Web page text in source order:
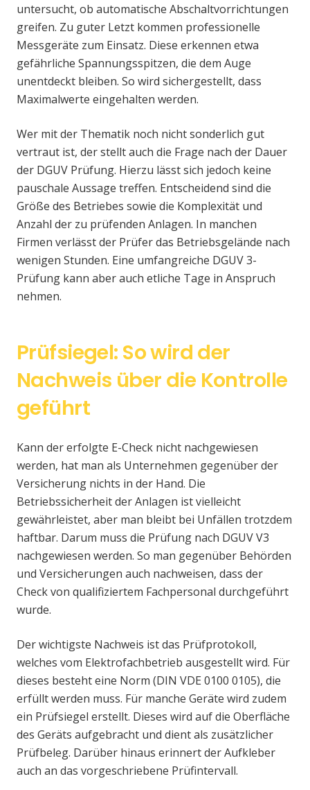
untersucht, ob automatische Abschaltvorrichtungen
greifen. Zu guter Letzt kommen professionelle
Messgeräte zum Einsatz. Diese erkennen etwa
gefährliche Spannungsspitzen, die dem Auge
unentdeckt bleiben. So wird sichergestellt, dass
Maximalwerte eingehalten werden.
Wer mit der Thematik noch nicht sonderlich gut
vertraut ist, der stellt auch die Frage nach der Dauer
der DGUV Prüfung. Hierzu lässt sich jedoch keine
pauschale Aussage treffen. Entscheidend sind die
Größe des Betriebes sowie die Komplexität und
Anzahl der zu prüfenden Anlagen. In manchen
Firmen verlässt der Prüfer das Betriebsgelände nach
wenigen Stunden. Eine umfangreiche DGUV 3-
Prüfung kann aber auch etliche Tage in Anspruch
nehmen.
Prüfsiegel: So wird der
Nachweis über die Kontrolle
geführt
Kann der erfolgte E-Check nicht nachgewiesen
werden, hat man als Unternehmen gegenüber der
Versicherung nichts in der Hand. Die
Betriebssicherheit der Anlagen ist vielleicht
gewährleistet, aber man bleibt bei Unfällen trotzdem
haftbar. Darum muss die Prüfung nach DGUV V3
nachgewiesen werden. So man gegenüber Behörden
und Versicherungen auch nachweisen, dass der
Check von qualifiziertem Fachpersonal durchgeführt
wurde.
Der wichtigste Nachweis ist das Prüfprotokoll,
welches vom Elektrofachbetrieb ausgestellt wird. Für
dieses besteht eine Norm (DIN VDE 0100 0105), die
erfüllt werden muss. Für manche Geräte wird zudem
ein Prüfsiegel erstellt. Dieses wird auf die Oberfläche
des Geräts aufgebracht und dient als zusätzlicher
Prüfbeleg. Darüber hinaus erinnert der Aufkleber
auch an das vorgeschriebene Prüfintervall.